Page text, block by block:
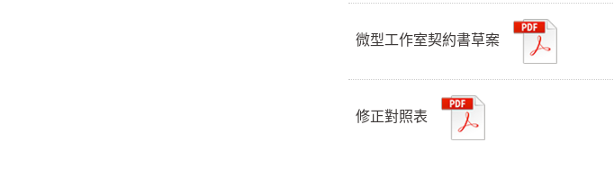
微型工作室契約書草案
修正對照表